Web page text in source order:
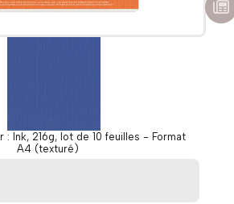
: Ink, 216g, lot de 10 feuilles - Format
A4 (texturé)